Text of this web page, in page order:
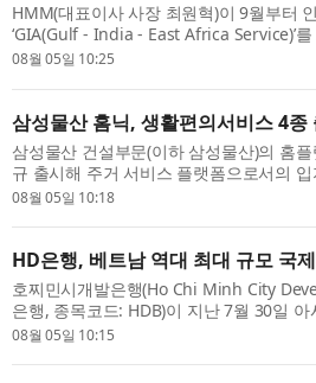
HMM(대표이사 사장 최원혁)이 9월부터
‘GIA(Gulf - India - East Africa Service)’
부임 이후 추진 중인 컨테이너 부문 ‘허브
08월 05일 10:25
삼성물산 홈닉, 생활편의서비스 4종
삼성물산 건설부문(이하 삼성물산)의 홈
규 출시해 주거 서비스 플랫폼으로서의
업과의 제휴를 통해 청소·세차·의류수거
08월 05일 10:18
HD은행, 베트남 역대 최대 규모 국
호찌민시개발은행(Ho Chi Minh City
은행, 종목코드: HDB)이 지난 7월 30일
차타드(Standard Chartered) 및 기타 국
08월 05일 10:15